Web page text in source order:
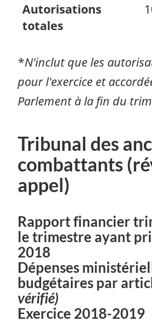
Autorisations
totales
*N'inclut que les
pour l'exercice et
Parlement à la fin du
Tribunal des
combattants
appel)
Rapport financier
le trimestre ayant
2018
Dépenses
budgétaires par
vérifié)
Exercice 2018-2019